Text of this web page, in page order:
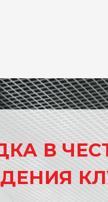
В ЧЕСТЬ ДНЯ
КЛУБА!